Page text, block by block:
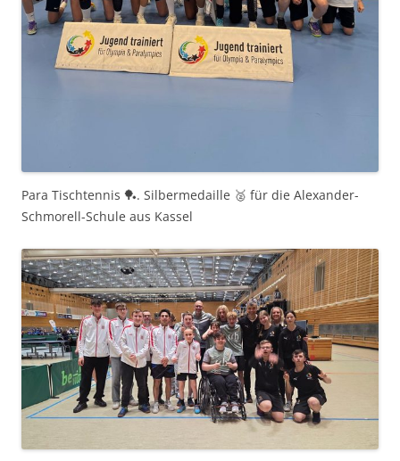
Para Tischtennis 🏓. Silbermedaille 🥈 für die Alexander-
Schmorell-Schule aus Kassel